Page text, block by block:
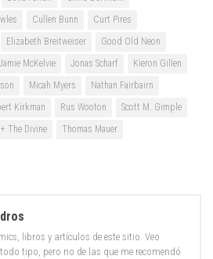
Cullen Bunn
Curt Pires
Elizabeth Breitweiser
Good Old Neon
McKelvie Jonas Scharf
Kieron Gillen
Micah Myers
Nathan Fairbairn
Kirkman Rus Wooton
Scott M. Gimple
The Divine
Thomas Mauer
libros y artículos de este sitio. Veo
tipo, pero no de las que me recomendó